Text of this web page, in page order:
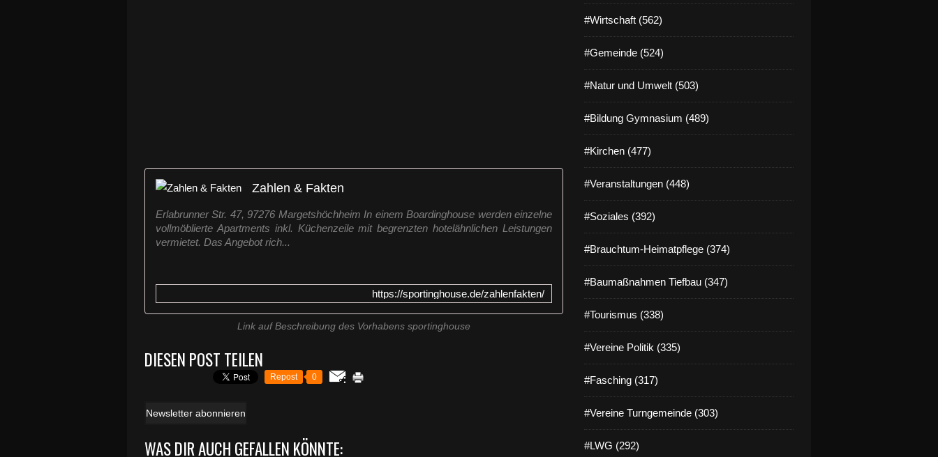
Zahlen & Fakten
Erlabrunner Str. 47, 97276 Margetshöchheim In einem Boardinghouse werden einzelne
vollmöblierte Apartments inkl. Küchenzeile mit begrenzten hotelähnlichen Leistungen
vermietet. Das Angebot rich...
https://sportinghouse.de/zahlenfakten/
Link auf Beschreibung des Vorhabens sportinghouse
DIESEN POST TEILEN
Repost 0
Newsletter abonnieren
WAS DIR AUCH GEFALLEN KÖNNTE:
#Wirtschaft (562)
#Gemeinde (524)
#Natur und Umwelt (503)
#Bildung Gymnasium (489)
#Kirchen (477)
#Veranstaltungen (448)
#Soziales (392)
#Brauchtum-Heimatpflege (374)
#Baumaßnahmen Tiefbau (347)
#Tourismus (338)
#Vereine Politik (335)
#Fasching (317)
#Vereine Turngemeinde (303)
#LWG (292)